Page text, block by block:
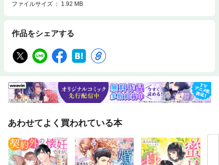
ファイルサイズ
1.92 MB
作品をシェアする
あわせてよく買われている本